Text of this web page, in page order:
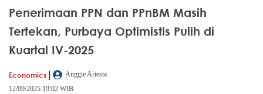
Penerimaan PPN dan PPnBM Masih
Tertekan, Purbaya Optimistis Pulih di
Kuartal IV-2025
Economics |
Anggie Ariesta
12/09/2025 19:02 WIB